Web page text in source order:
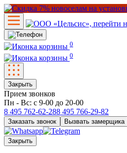
0
0
Закрыть
Прием звонков
Пн - Вс: с 9-00 до 20-00
8 495 762-62-288 495 766-29-82
Заказать звонок Вызвать замерщика
Закрыть